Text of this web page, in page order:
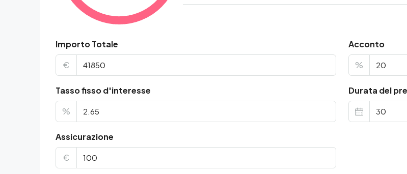
Importo Totale
€
Acconto
%
Tasso fisso d'interesse
%
Durata del
Assicurazione
€